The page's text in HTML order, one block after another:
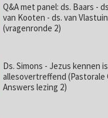
Q&A met panel: ds. Baars -
van Kooten - ds. van Vlastuin
(vragenronde 2)
Ds. Simons - Jezus kennen is
allesovertreffend (Pastorale
Answers lezing 2)